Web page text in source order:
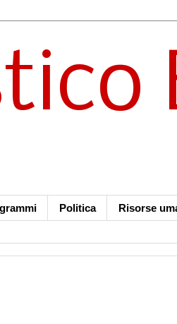
Politica Risorse